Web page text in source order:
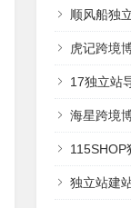
顺风船独
虎记跨境
17独立站
海星跨境
115SHOP独
独立站建